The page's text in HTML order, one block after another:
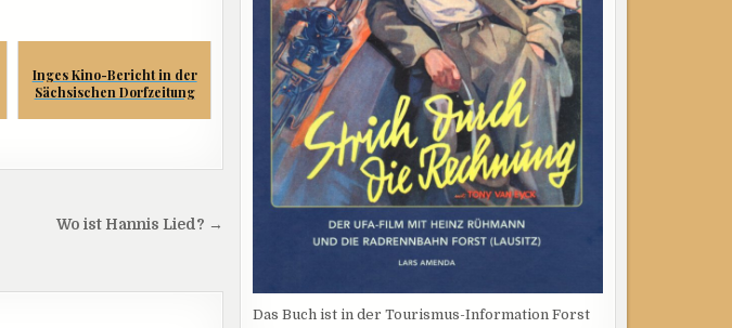
Inges Kino-Bericht in der
Sächsischen Dorfzeitung
Wo ist Hannis Lied? →
Das Buch ist in der Tourismus-Information Forst